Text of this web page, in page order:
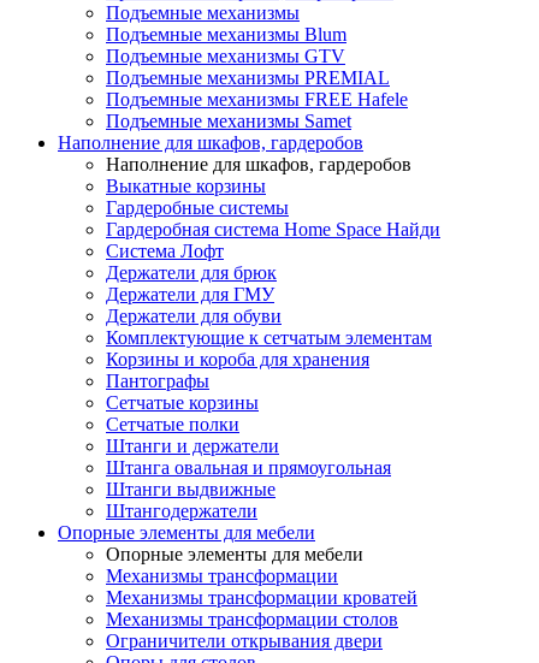
Подъемные механизмы
Подъемные механизмы Blum
Подъемные механизмы GTV
Подъемные механизмы PREMIAL
Подъемные механизмы FREE Hafele
Подъемные механизмы Samet
Наполнение для шкафов, гардеробов
Наполнение для шкафов, гардеробов
Выкатные корзины
Гардеробные системы
Гардеробная система Home Space Найди
Система Лофт
Держатели для брюк
Держатели для ГМУ
Держатели для обуви
Комплектующие к сетчатым элементам
Корзины и короба для хранения
Пантографы
Сетчатые корзины
Сетчатые полки
Штанги и держатели
Штанга овальная и прямоугольная
Штанги выдвижные
Штангодержатели
Опорные элементы для мебели
Опорные элементы для мебели
Механизмы трансформации
Механизмы трансформации кроватей
Механизмы трансформации столов
Ограничители открывания двери